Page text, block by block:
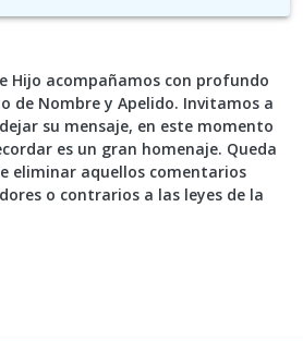
Hijo acompañamos con profundo
de Nombre y Apelido. Invitamos a
su mensaje, en este momento
es un gran homenaje. Queda
eliminar aquellos comentarios
o contrarios a las leyes de la